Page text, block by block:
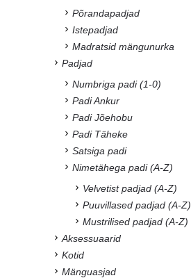
Põrandapadjad
Istepadjad
Madratsid mängunurka
Padjad
Numbriga padi (1-0)
Padi Ankur
Padi Jõehobu
Padi Täheke
Satsiga padi
Nimetähega padi (A-Z)
Velvetist padjad (A-Z)
Puuvillased padjad (A-Z)
Mustrilised padjad (A-Z)
Aksessuaarid
Kotid
Mänguasjad